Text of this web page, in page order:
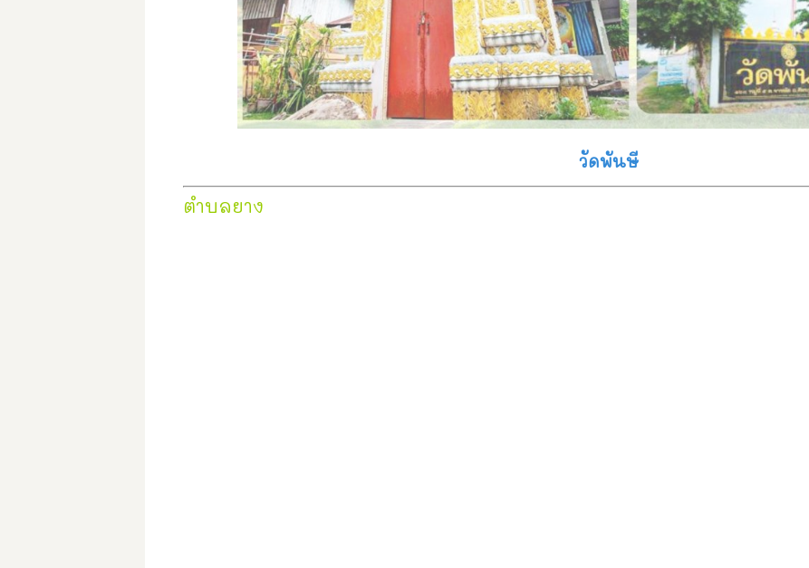
วัดพันษี
ตำบลยาง